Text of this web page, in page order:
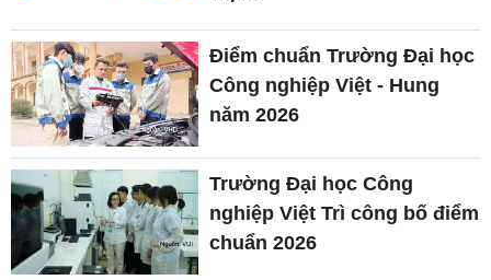
Điểm chuẩn Trường Đại học
Công nghiệp Việt - Hung
năm 2026
Trường Đại học Công
nghiệp Việt Trì công bố điểm
chuẩn 2026